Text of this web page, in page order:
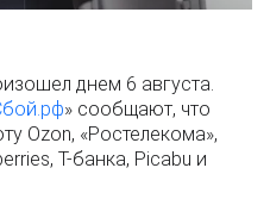
днем 6 августа.
» сообщают, что
Ozon, «Ростелекома»,
Т-банка, Picabu и